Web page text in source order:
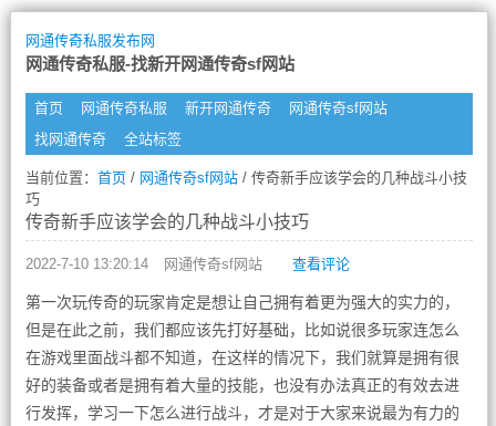
网通传奇私服发布网
网通传奇私服-找新开网通传奇sf网站
首页 网通传奇私服 新开网通传奇
网通传奇sf网站
找网通传奇
全站标签
当前位置： 首页/ 网通传奇sf网站/ 传奇新手应该学会的几种战斗小技
巧
传奇新手应该学会的几种战斗小技巧
2022-7-10 13:20:14 网通传奇sf网站 查看评论
第一次玩传奇的玩家肯定是想让自己拥有着更为强大的实力的，
但是在此之前，我们都应该先打好基础，比如说很多玩家连怎么
在游戏里面战斗都不知道，在这样的情况下，我们就算是拥有很
好的装备或者是拥有着大量的技能，也没有办法真正的有效去进
行发挥，学习一下怎么进行战斗，才是对于大家来说最为有力的